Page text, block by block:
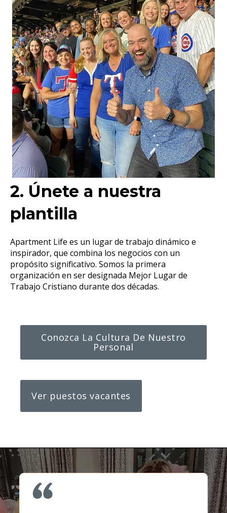
2. Únete a nuestra
plantilla
Apartment Life es un lugar de trabajo dinámico e
inspirador, que combina los negocios con un
propósito significativo. Somos la primera
organización en ser designada Mejor Lugar de
Trabajo Cristiano durante dos décadas.
Conozca La Cultura De Nuestro
Personal
Ver puestos vacantes